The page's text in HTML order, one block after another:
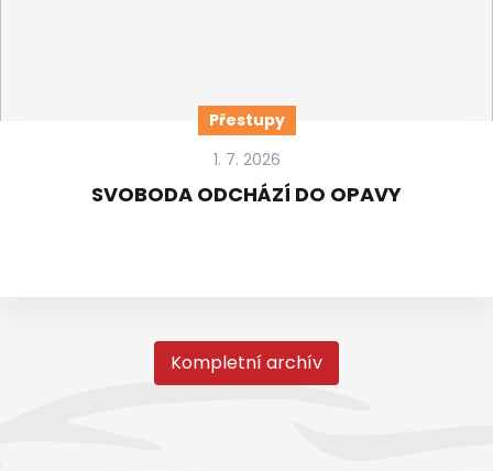
Přestupy
1. 7. 2026
SVOBODA ODCHÁZÍ DO OPAVY
Kompletní archív